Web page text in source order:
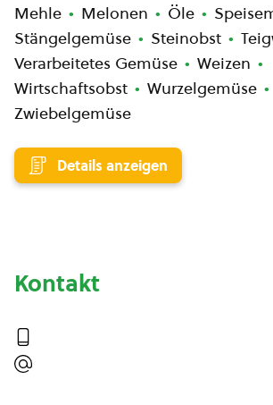
Mehle
Melonen Öle
Stängelgemüse
Steinobst
Verarbeitetes Gemüse
Weizen
Wirtschaftsobst
Wurzelgemüse
Zwiebelgemüse
Details anzeigen
Kontakt